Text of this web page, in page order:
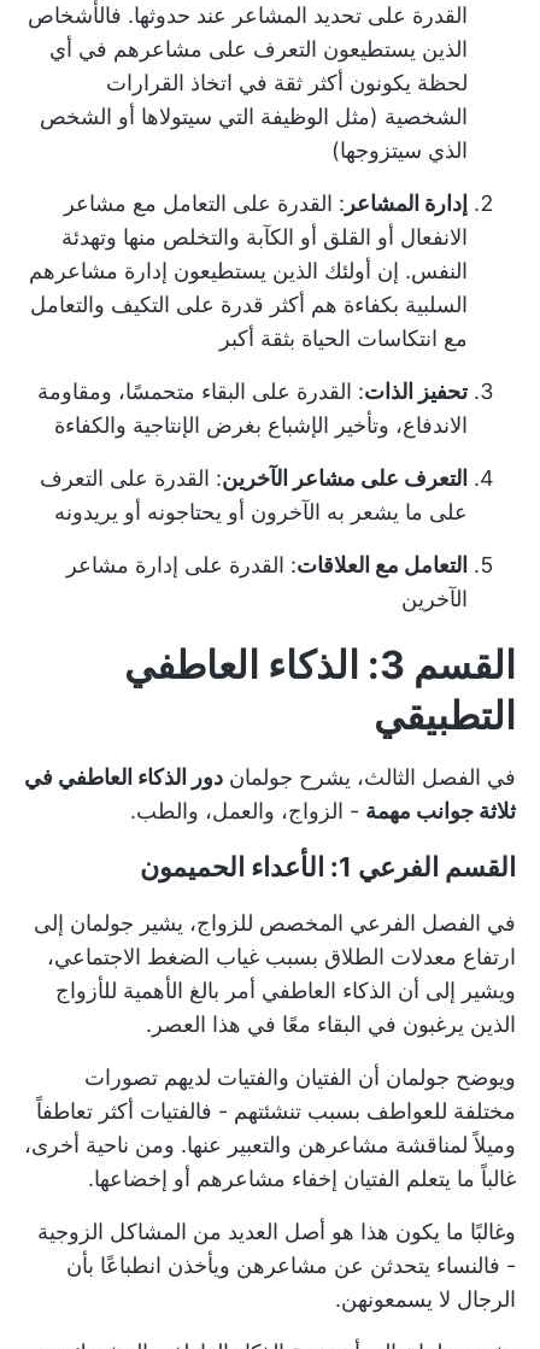
القدرة على تحديد المشاعر عند حدوثها. فالأشخاص
الذين يستطيعون التعرف على مشاعرهم في أي
لحظة يكونون أكثر ثقة في اتخاذ القرارات
الشخصية (مثل الوظيفة التي سيتولاها أو الشخص
الذي سيتزوجها)
إدارة المشاعر : القدرة على التعامل مع مشاعر
الانفعال أو القلق أو الكآبة والتخلص منها وتهدئة
النفس. إن أولئك الذين يستطيعون إدارة مشاعرهم
السلبية بكفاءة هم أكثر قدرة على التكيف والتعامل
مع انتكاسات الحياة بثقة أكبر
تحفيز الذات: القدرة على البقاء متحمسًا، ومقاومة
الاندفاع، وتأخير الإشباع بغرض الإنتاجية والكفاءة
التعرف على مشاعر الآخرين: القدرة على التعرف
على ما يشعر به الآخرون أو يحتاجونه أو يريدونه
التعامل مع العلاقات: القدرة على إدارة مشاعر
الآخرين
القسم 3: الذكاء العاطفي
التطبيقي
في الفصل الثالث، يشرح جولمان دور الذكاء العاطفي في
ثلاثة جوانب مهمة - الزواج، والعمل، والطب.
القسم الفرعي 1: الأعداء الحميمون
في الفصل الفرعي المخصص للزواج، يشير جولمان إلى
ارتفاع معدلات الطلاق بسبب غياب الضغط الاجتماعي،
ويشير إلى أن الذكاء العاطفي أمر بالغ الأهمية للأزواج
الذين يرغبون في البقاء معًا في هذا العصر.
ويوضح جولمان أن الفتيان والفتيات لديهم تصورات
مختلفة للعواطف بسبب تنشئتهم - فالفتيات أكثر تعاطفاً
وميلاً لمناقشة مشاعرهن والتعبير عنها. ومن ناحية أخرى،
غالباً ما يتعلم الفتيان إخفاء مشاعرهم أو إخضاعها.
وغالبًا ما يكون هذا هو أصل العديد من المشاكل الزوجية
- فالنساء يتحدثن عن مشاعرهن ويأخذن انطباعًا بأن
الرجال لا يسمعونهن.